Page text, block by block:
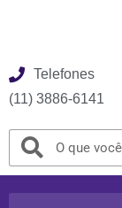
Telefones
(11) 3886-6141